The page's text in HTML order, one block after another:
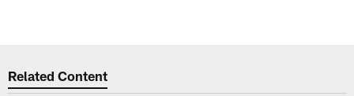
Related Content